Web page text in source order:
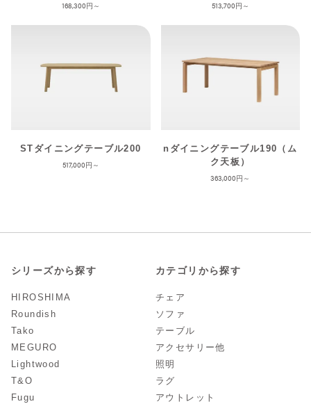
168,300 513,700
STダイニングテーブル200
517,000
nダイニングテーブル190（ム
ク天板）
363,000
シリーズから探す
HIROSHIMA
Roundish
Tako
MEGURO
Lightwood
T&O
Fugu
カテゴリから探す
チェア
ソファ
テーブル
アクセサリー他
照明
ラグ
アウトレット